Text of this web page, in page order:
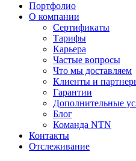
Портфолио
О компании
Сертификаты
Тарифы
Карьера
Частые вопросы
Что мы доставляем
Клиенты и
Гарантии
Дополнительные
Блог
Команда NTN
Контакты
Отслеживание